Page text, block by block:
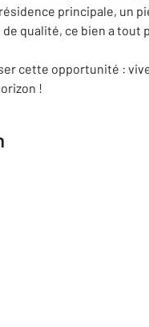
principale, un
qualité, ce bien a tout
cette opportunité :
!